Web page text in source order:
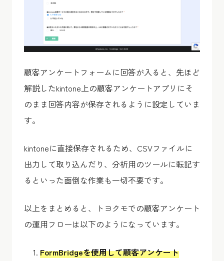
顧客アンケートフォームに回答が入ると、先ほど
解説したkintone上の顧客アンケートアプリにそ
のまま回答内容が保存されるように設定していま
す。
kintoneに直接保存されるため、CSVファイルに
出力して取り込んだり、分析用のツールに転記す
るといった面倒な作業も一切不要です。
以上をまとめると、トヨクモでの顧客アンケート
の運用フローは以下のようになっています。
FormBridgeを使用して顧客アンケート